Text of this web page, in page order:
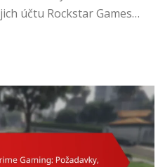
účtu Rockstar Games…